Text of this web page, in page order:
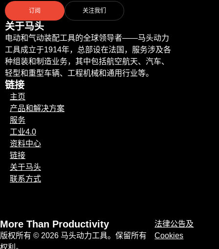
订阅 关注我们
关于马头
电动和气动装配工具的全球领导者——马头动力
工具成立于1914年，总部设在法国，服务涉及各
种组装和制造业务，其中包括航空航天、汽车、
轻型和重型车辆、工程机械和通用行业等。
链接
主页
产品和解决方案
服务
工业4.0
资料中心
链接
关于马头
联系方式
More Than Productivity
版权所有 © 2026 马头动力工具。保留所有
法律公告及
Cookies